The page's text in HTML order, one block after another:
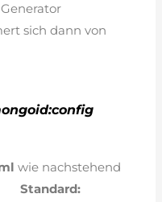
sich dann von
wie nachstehend
Standard: